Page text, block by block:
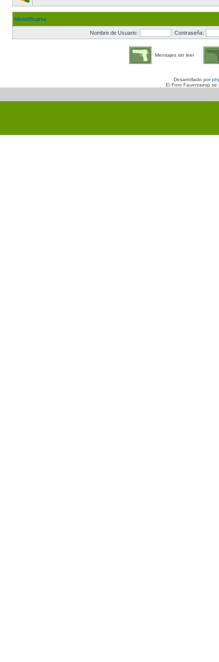
Identificarse
Nombre de Usuario: Contraseña:
Mensajes sin leer
Desarrollado por
El Foro Fauerzaesp